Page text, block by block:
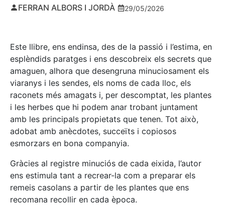
FERRAN ALBORS I JORDÀ 29/05/2026
Este llibre, ens endinsa, des de la passió i l’estima, en
esplèndids paratges i ens descobreix els secrets que
amaguen, alhora que desengruna minuciosament els
viaranys i les sendes, els noms de cada lloc, els
raconets més amagats i, per descomptat, les plantes
i les herbes que hi podem anar trobant juntament
amb les principals propietats que tenen. Tot això,
adobat amb anècdotes, succeïts i copiosos
esmorzars en bona companyia.
Gràcies al registre minuciós de cada eixida, l’autor
ens estimula tant a recrear-la com a preparar els
remeis casolans a partir de les plantes que ens
recomana recollir en cada època.